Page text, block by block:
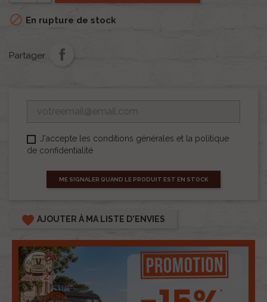
 En rupture de stock
Partager
J'accepte les conditions générales et la politique
de confidentialité
ME SIGNALER QUAND LE PRODUIT EST EN STOCK
favorite AJOUTER À MA LISTE D'ENVIES